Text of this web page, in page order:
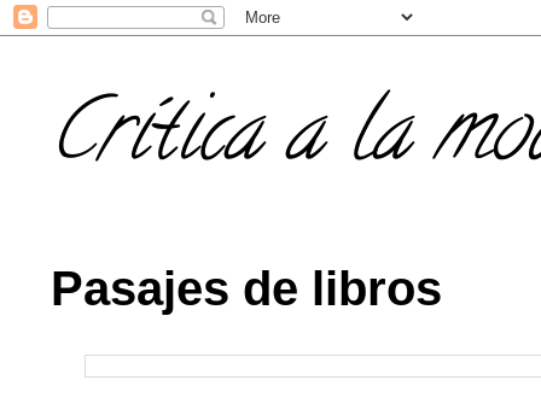
Crítica a la
Pasajes de libros